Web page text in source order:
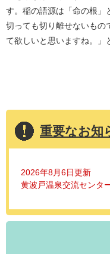
す。稲の語源は「命の根」
切っても切り離せないもの
て欲しいと思いますね。」
重要なお知
2026年8月6日更新
黄波戸温泉交流センタ